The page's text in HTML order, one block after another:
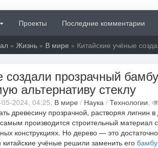
Проекты Последние комментарии
» Жизнь » В мире » Китайские учёные
создали прозрачный
альтернативу стеклу
2024, 04:25, В мире / Наука / Технологии,
древесину прозрачной, растворяя лигнин
производится строительный материал
конструкциях. Но дерево — это
учёные решили заменить его